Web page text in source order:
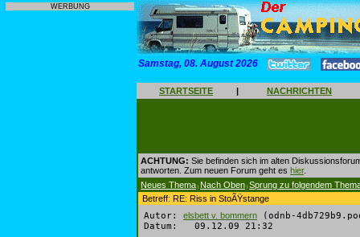
WERBUNG
Samstag, 08. August 2026
STARTSEITE | NACHRICHTEN
ACHTUNG: Sie befinden sich im alten
antworten. Zum neuen Forum geht es hier.
Neues Thema | Nach Oben | Sprung zu folgendem
Betreff: RE: Riss in StoÃŸstange
Autor: elsbett v. bommern (odnb-
Datum: 09.12.09 21:32